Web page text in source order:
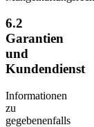
6.2
Garantien
und
Kundendienst
Informationen
zu
gegebenenfalls